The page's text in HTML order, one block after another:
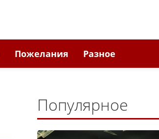
Пожелания Разное
Популярное